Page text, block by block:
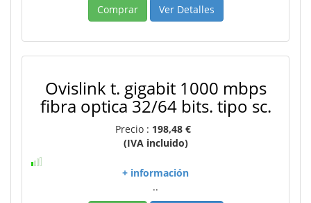
Comprar
Ver Detalles
Ovislink t. gigabit 1000 mbps
fibra optica 32/64 bits. tipo sc.
Precio : 198,48 €
(IVA incluido)
+ información
..